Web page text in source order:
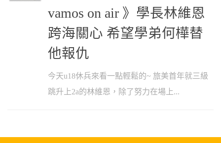
vamos on air 》學長林維恩
跨海關心 希望學弟何樺替
他報仇
今天u18休兵來看一點輕鬆的~ 旅美首年就三級
跳升上2a的林維恩，除了努力在場上...